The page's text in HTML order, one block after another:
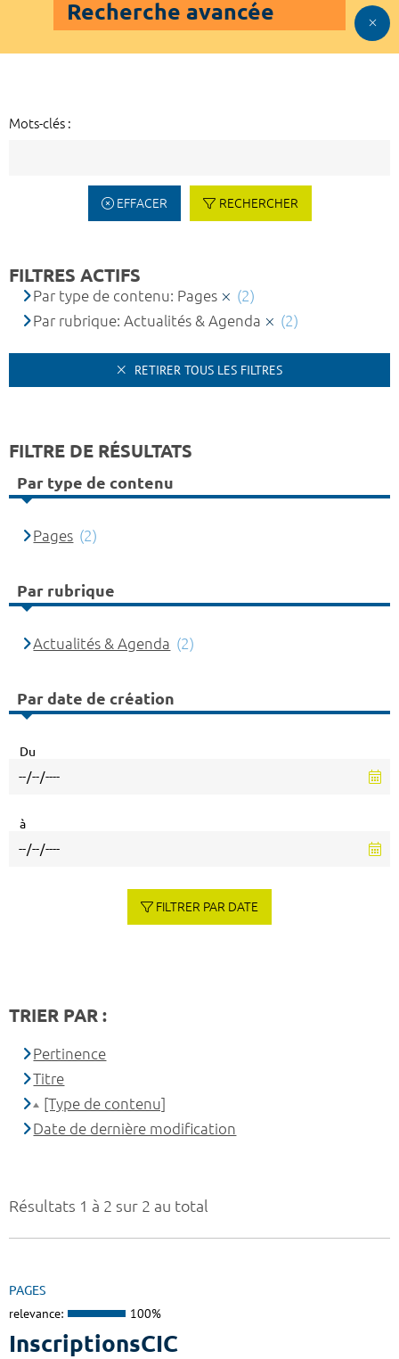
Recherche avancée
Mots-clés :
EFFACER RECHERCHER
Résultats 1 à 2 sur 2 au total
PAGES
relevance: 100%
InscriptionsCIC
FILTRES ACTIFS
Par type de contenu: Pages
(2)
Par rubrique: Actualités & Agenda
(2)
RETIRER TOUS LES FILTRES
FILTRE DE RÉSULTATS
Par type de contenu
Pages (2)
Par rubrique
Actualités & Agenda (2)
Par date de création
Du
à
FILTRER PAR DATE
TRIER PAR :
Pertinence
Titre
[Type de contenu]
Date de dernière modification